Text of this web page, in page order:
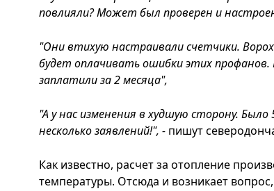
повлияли? Может был проверен и
"Они втихую настраивали счетчики.
будет оплачивать ошибки этих
заплатили за 2 месяца",
"А у нас изменения в худшую сторону.
несколько заявлений!", - пишут
Как известно, расчет за отопление
температуры. Отсюда и возникает